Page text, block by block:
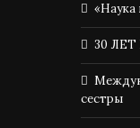
«Наука
30
сестры